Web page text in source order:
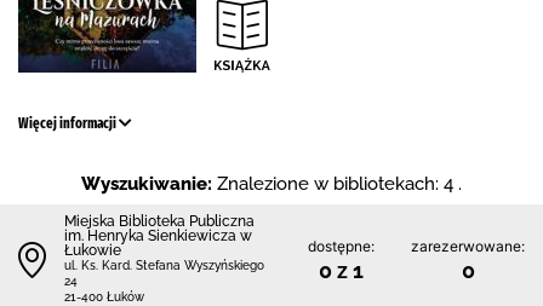
Więcej informacji
Wyszukiwanie: Znalezione w bibliotekach: 4 .
Miejska Biblioteka Publiczna
im. Henryka Sienkiewicza w
Łukowie
ul. Ks. Kard. Stefana Wyszyńskiego
24
21-400 Łuków
dostępne:
0 z 1
zarezerwowane:
0